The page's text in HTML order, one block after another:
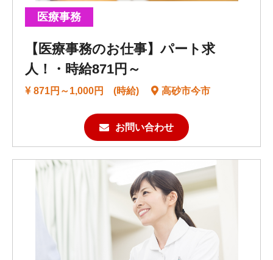
医療事務
【医療事務のお仕事】パート求
人！・時給871円～
871円～1,000円 (時給) 高砂市今市
お問い合わせ